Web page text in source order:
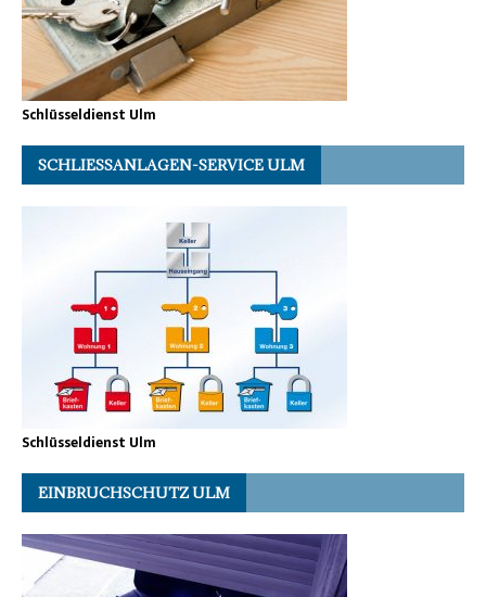
Schlüsseldienst Ulm
SCHLIESSANLAGEN-SERVICE ULM
Schlüsseldienst Ulm
EINBRUCHSCHUTZ ULM